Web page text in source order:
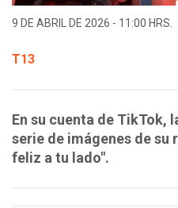
9 DE ABRIL DE 2026 - 11:00 HRS.
T13
En su cuenta de TikTok,
serie de imágenes de su
feliz a tu lado".